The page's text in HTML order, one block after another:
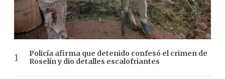
Policía afirma que detenido confesó el crimen de
Roselín y dio detalles escalofriantes